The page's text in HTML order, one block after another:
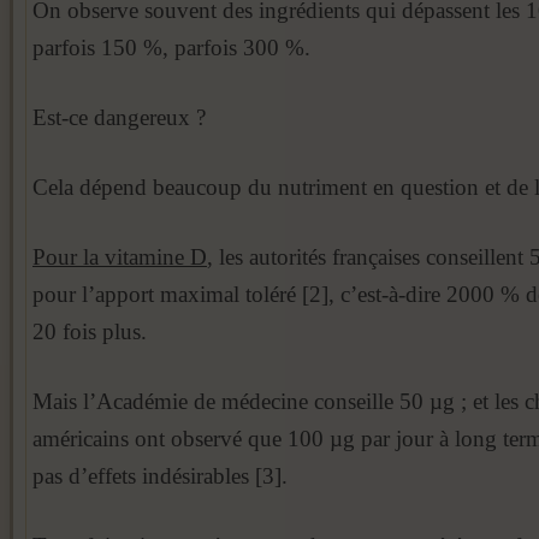
On observe souvent des ingrédients qui dépassent les
parfois 150 %, parfois 300 %.
Est-ce dangereux ?
Cela dépend beaucoup du nutriment en question et de
Pour la vitamine D, les autorités françaises
pour l’apport maximal toléré [2], c’est-à-dire 2000 %
20 fois plus.
Mais l’Académie de médecine conseille 50 µg ; et les
américains ont observé que 100 µg par jour à long
pas d’effets indésirables [3].